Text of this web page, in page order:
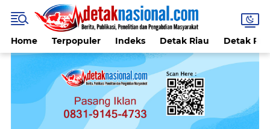
Home Terpopuler Indeks Detak Riau Detak